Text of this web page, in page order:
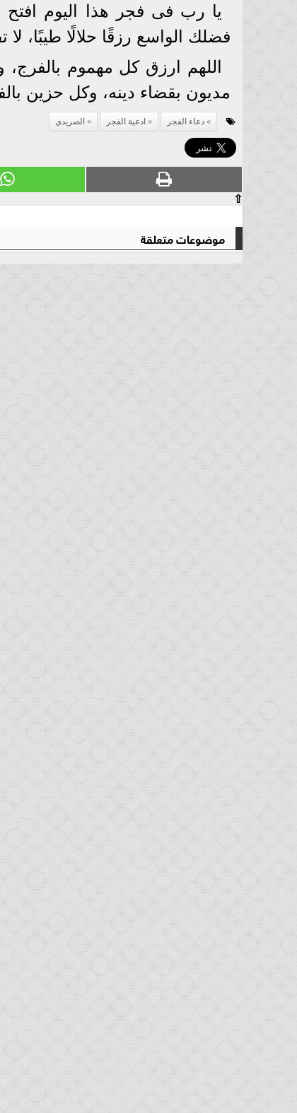
يا رب فى فجر هذا اليوم افتح
فضلك الواسع رزقًا حلالًا طيبًا،
اللهم ارزق كل مهموم
مديون بقضاء دينه، وكل حزين
دعاء الفجر ادعية الفجر الصريدي
⇧
موضوعات متعلقة